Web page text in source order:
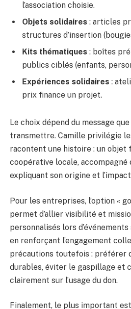
l’association choisie.
Objets solidaires : articles
structures d’insertion
Kits thématiques : boîtes
publics ciblés (enfants,
Expériences solidaires :
prix finance un projet.
Le choix dépend du message
transmettre. Camille privilégie
racontent une histoire : un objet
coopérative locale, accompagné
expliquant son origine et
Pour les entreprises, l’option «
permet d’allier visibilité et
personnalisés lors
en renforçant l’engagement
précautions toutefois : préférer
durables, éviter le gaspillage et
clairement sur l’usage du don.
Finalement, le plus important